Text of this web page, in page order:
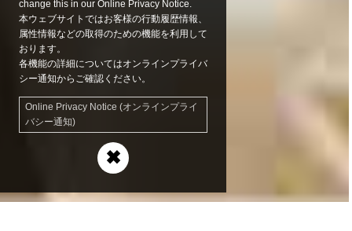
change this in our Online Privacy Notice.
本ウェブサイトではお客様の行動履歴情報、
属性情報などの取得のための機能を利用して
おります。
各機能の詳細についてはオンラインプライバ
シー通知からご確認ください。
Online Privacy Notice (オンラインプライ
バシー通知)
✖